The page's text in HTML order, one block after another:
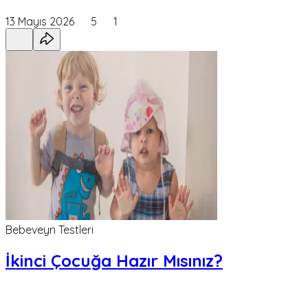
13 Mayıs 2026 5 1
Bebeveyn Testleri
İkinci Çocuğa Hazır Mısınız?